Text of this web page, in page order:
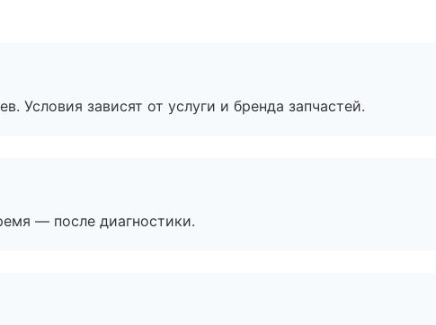
Условия зависят от услуги и бренда запчастей.
— после диагностики.